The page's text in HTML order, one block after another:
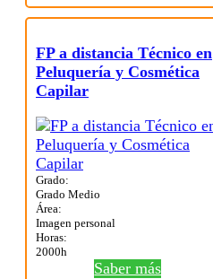
FP a distancia Técnico en
Peluquería y Cosmética
Capilar
Grado:
Grado Medio
Área:
Imagen personal
Horas:
2000h
Saber más